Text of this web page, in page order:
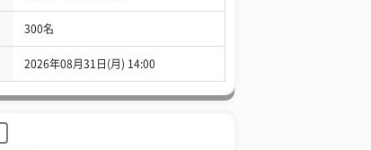
300名
2026年08月31日(月) 14:00